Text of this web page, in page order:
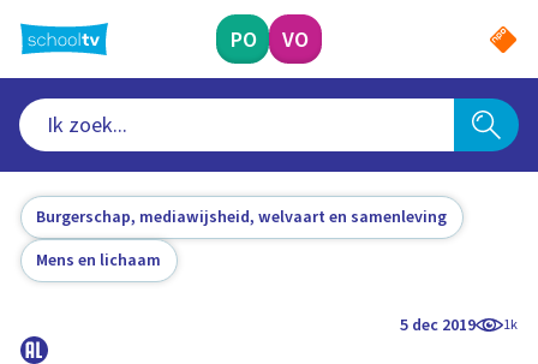
naar
hoofdinhoud
PO VO
Burgerschap, mediawijsheid, welvaart en samenleving
Mens en lichaam
5 dec 2019 1k